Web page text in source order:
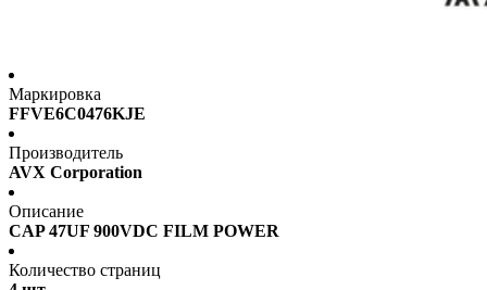
Маркировка
FFVE6C0476KJE
Производитель
AVX Corporation
Описание
CAP 47UF 900VDC FILM POWER
Количество страниц